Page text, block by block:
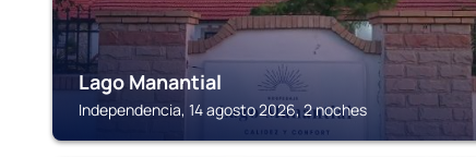
Lago Manantial
Independencia, 14 agosto 2026, 2 noches